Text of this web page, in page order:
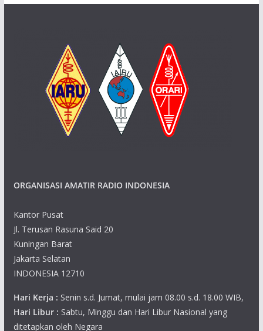
ORGANISASI AMATIR RADIO INDONESIA
Kantor Pusat
Jl. Terusan Rasuna Said 20
Kuningan Barat
Jakarta Selatan
INDONESIA 12710
Hari Kerja : Senin s.d. Jumat, mulai jam 08.00 s.d. 18.00 WIB,
Hari Libur : Sabtu, Minggu dan Hari Libur Nasional yang
ditetapkan oleh Negara